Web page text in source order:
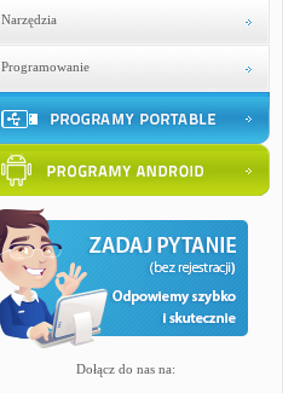
Narzędzia
Programowanie
Dołącz do nas na: